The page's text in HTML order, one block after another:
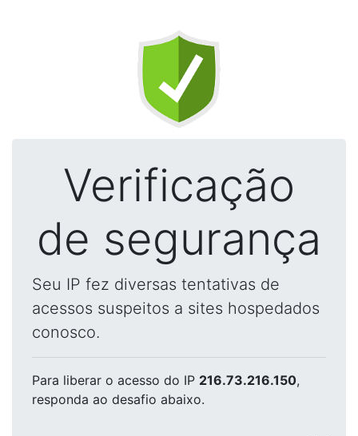
Verificação
de segurança
Seu IP fez diversas tentativas de
acessos suspeitos a sites hospedados
conosco.
Para liberar o acesso do IP 216.73.216.150,
responda ao desafio abaixo.